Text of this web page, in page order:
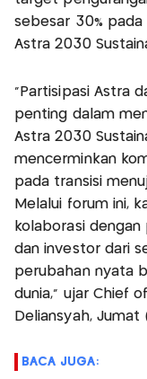
sebesar 30%
Astra 2030
“Partisipasi Astra
penting dalam
Astra 2030
mencerminkan
pada transisi
Melalui forum ini,
kolaborasi
dan investor dari
perubahan nyata
dunia,” ujar Chief
Deliansyah, Jumat
BACA JUGA: